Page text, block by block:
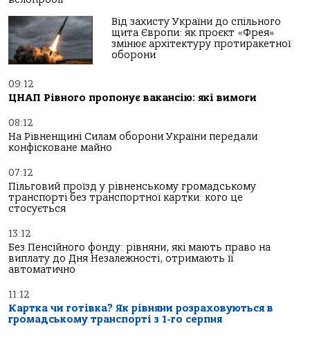
Від захисту України до спільного
щита Європи: як проєкт «Фрея»
змінює архітектуру протиракетної
оборони
09:12
ЦНАП Рівного пропонує вакансію: які вимоги
08:12
На Рівненщині Силам оборони України передали
конфісковане майно
07:12
Пільговий проїзд у рівненському громадському
транспорті без транспортної картки: кого це
стосується
13:12
Без Пенсійного фонду: рівняни, які мають право на
виплату до Дня Незалежності, отримають її
автоматично
11:12
Картка чи готівка? Як рівняни розраховуються в
громадському транспорті з 1-го серпня